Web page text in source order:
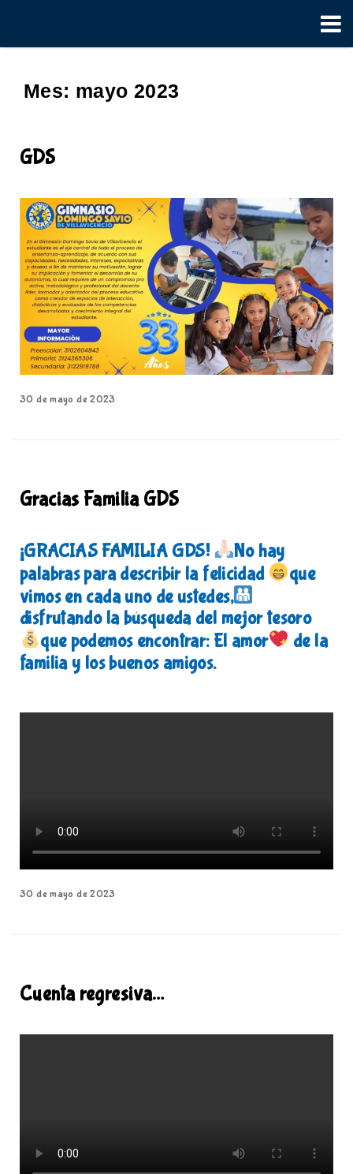
Mes: mayo 2023
GDS
30 de mayo de 2023
Gracias Familia GDS
¡GRACIAS FAMILIA GDS!
No hay
palabras para describir la felicidad
que
vimos en cada uno de ustedes,
disfrutando la búsqueda del mejor tesoro
que podemos encontrar: El amor
de la
familia y los buenos amigos.
30 de mayo de 2023
Cuenta regresiva…